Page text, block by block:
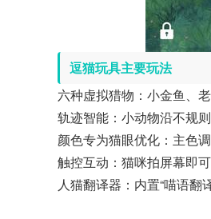
逗猫玩具主要玩法
六种虚拟猎物：小金鱼、
轨迹智能：小动物沿不规
颜色专为猫眼优化：主色
触控互动：猫咪拍屏幕即
人猫翻译器：内置“喵语翻